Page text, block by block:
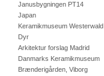
Janusbygningen PT14
Japan
Keramikmuseum Westerwald
Dyr
Arkitektur forslag Madrid
Danmarks Keramikmuseum
Brænderigården, Viborg